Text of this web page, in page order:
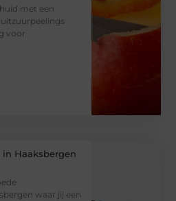
met een
voor
Haaksbergen
waar jij een